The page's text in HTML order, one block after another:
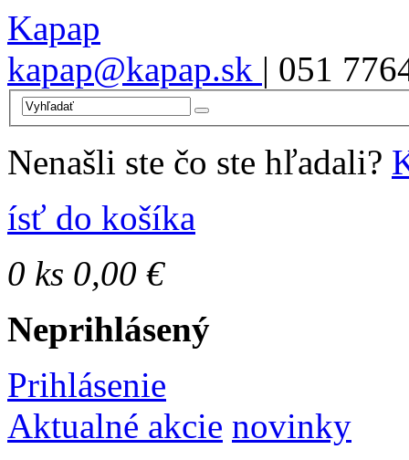
Kapap
kapap@kapap.sk | 051
Nenašli ste čo ste hľadali?
ísť do košíka
0 ks 0,00 €
Neprihlásený
Prihlásenie
Aktualné akcie novinky